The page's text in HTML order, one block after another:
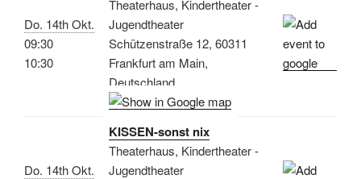
Do. 14th Okt.
09:30
10:30
Theaterhaus, Kindertheater -
Jugendtheater
Schützenstraße 12, 60311
Frankfurt am Main,
Deutschland
Do. 14th Okt.
KISSEN-sonst nix
Theaterhaus, Kindertheater -
Jugendtheater